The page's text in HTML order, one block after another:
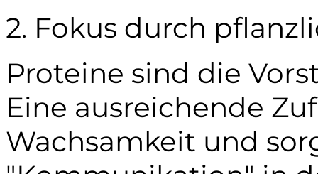
2. Fokus durch
Proteine sind die
Eine ausreichende
Wachsamkeit und